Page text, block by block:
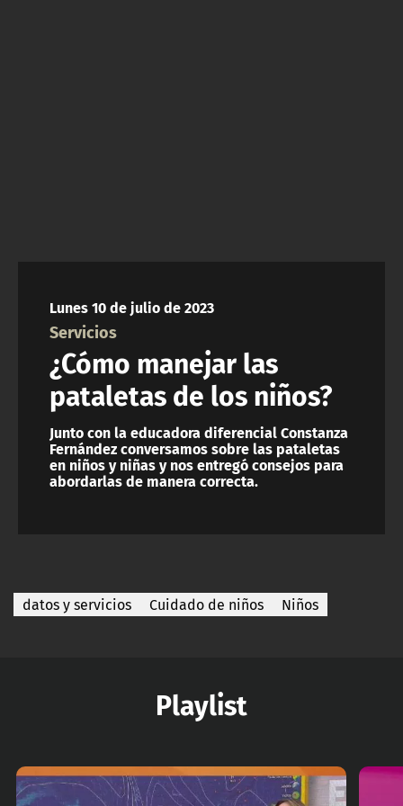
Lunes 10 de julio de 2023
Servicios
¿Cómo manejar las
pataletas de los niños?
Junto con la educadora diferencial Constanza
Fernández conversamos sobre las pataletas
en niños y niñas y nos entregó consejos para
abordarlas de manera correcta.
datos y servicios Cuidado de niños Niños
Playlist